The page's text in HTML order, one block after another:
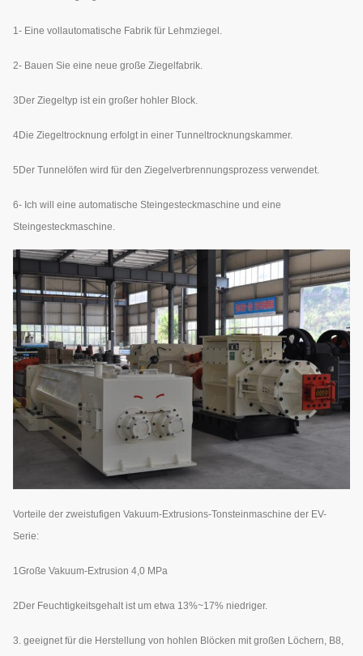
1- Eine vollautomatische Fabrik für Lehmziegel.
2- Bauen Sie eine neue große Ziegelfabrik.
3Der Ziegeltyp ist ein großer hohler Block.
4Die Ziegeltrocknung erfolgt in einer Tunneltrocknungskammer.
5Der Tunnelöfen wird für den Ziegelverbrennungsprozess verwendet.
6- Ich will eine automatische Steingesteckmaschine und eine
Steingesteckmaschine.
Vorteile der zweistufigen Vakuum-Extrusions-Tonsteinmaschine der EV-
Serie:
1Große Vakuum-Extrusion 4,0 MPa
2Der Feuchtigkeitsgehalt ist um etwa 13%~17% niedriger.
3. geeignet für die Herstellung von hohlen Blöcken mit großen Löchern, B8,